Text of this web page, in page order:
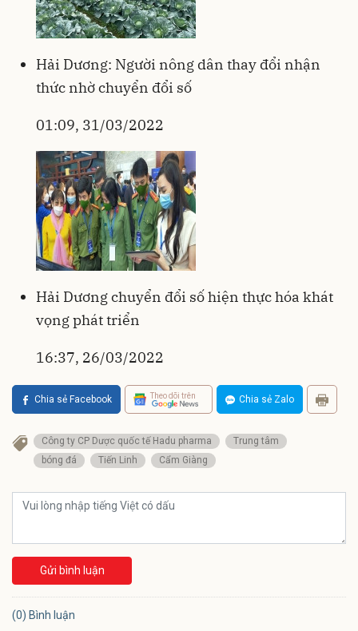
Hải Dương: Người nông dân thay đổi nhận
thức nhờ chuyển đổi số
01:09, 31/03/2022
Hải Dương chuyển đổi số hiện thực hóa khát
vọng phát triển
16:37, 26/03/2022
Chia sẻ Facebook Theo dõi trên Chia sẻ Zalo
Công ty CP Dược quốc tế Hadu pharma
Trung tâm
bóng đá
Tiến Linh Cẩm Giàng
Gửi bình luận
(0) Bình luận